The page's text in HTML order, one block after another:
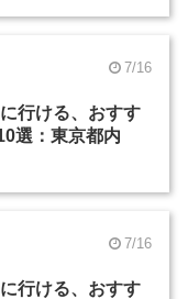
7/16
行ける、おすす
選：東京都内
7/16
行ける、おすす